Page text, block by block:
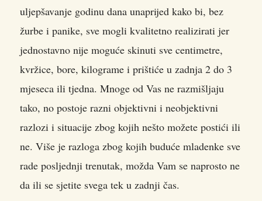
uljepšavanje godinu dana unaprijed kako bi, bez
žurbe i panike, sve mogli kvalitetno realizirati jer
jednostavno nije moguće skinuti sve centimetre,
kvržice, bore, kilograme i prištiće u zadnja 2 do 3
mjeseca ili tjedna. Mnoge od Vas ne razmišljaju
tako, no postoje razni objektivni i neobjektivni
razlozi i situacije zbog kojih nešto možete postići ili
ne. Više je razloga zbog kojih buduće mladenke sve
rade posljednji trenutak, možda Vam se naprosto ne
da ili se sjetite svega tek u zadnji čas.